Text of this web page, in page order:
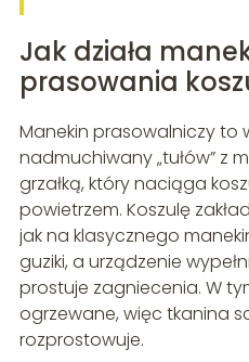
Jak działa
prasowania
Manekin prasowalniczy to
nadmuchiwany „tułów” z
grzałką, który naciąga
powietrzem. Koszulę
jak na klasycznego
guziki, a urządzenie
prostuje zagniecenia. W
ogrzewane, więc tkanina
rozprostowuje.